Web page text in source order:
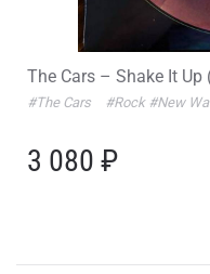
The Cars – Shake It Up
#The Cars #Rock #New
3 080 ₽